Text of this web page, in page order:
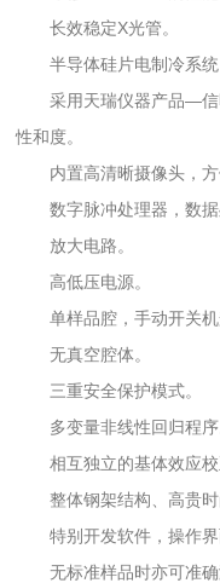
长效稳定X光管。
半导体硅片电制冷系统
采用天瑞仪器产品—信
性和度。
内置高清晰摄像头，方
数字脉冲处理器，数据
放大电路。
高低压电源。
单样品腔，手动开关机
无真空腔体。
三重安全保护模式。
多变量非线性回归程序
相互独立的基体效应校
整体钢架结构、高贵时
特别开发软件，操作界
无标准样品时亦可准确